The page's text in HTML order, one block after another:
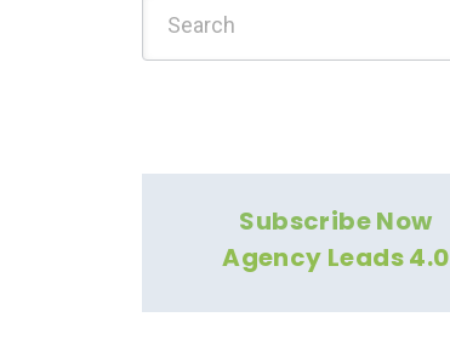
Subscribe Now
Agency Leads 4.0